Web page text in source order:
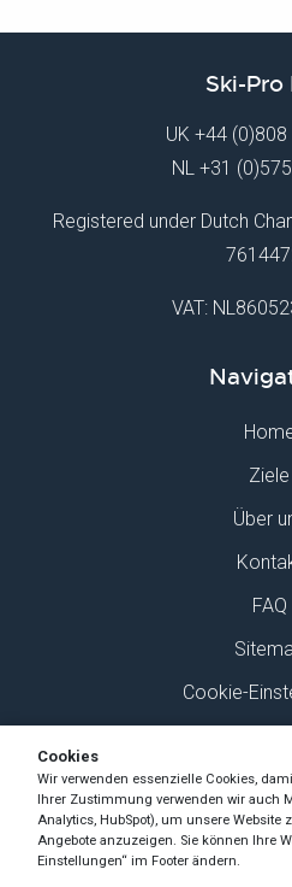
Ski-Pro
UK +44 (0)808
NL +31
Registered under Dutch
VAT:
Ziele
Über
FAQ
Cookie-
Finden Sie uns
Cookies
Wir verwenden essenzielle Cookies,
Ihrer Zustimmung verwenden wir auch
Analytics, HubSpot), um unsere Website
Angebote anzuzeigen. Sie können Ihre
Einstellungen“ im Footer ändern.